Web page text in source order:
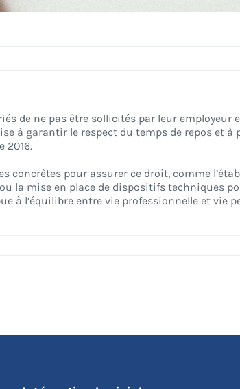
de ne pas être sollicités par leur employeur
à garantir le respect du temps de repos et
2016.
concrètes pour assurer ce droit, comme
la mise en place de dispositifs techniques
à l’équilibre entre vie professionnelle et vie